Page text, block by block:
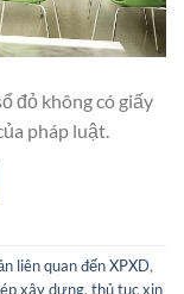
đỏ không có giấy
pháp luật.
liên quan đến XPXD,
xây dựng, thủ tục xin